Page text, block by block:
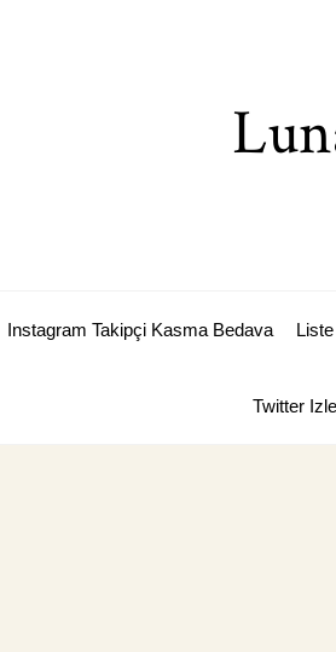
Instagram Takipçi Kasma Bedava Liste
Twitter